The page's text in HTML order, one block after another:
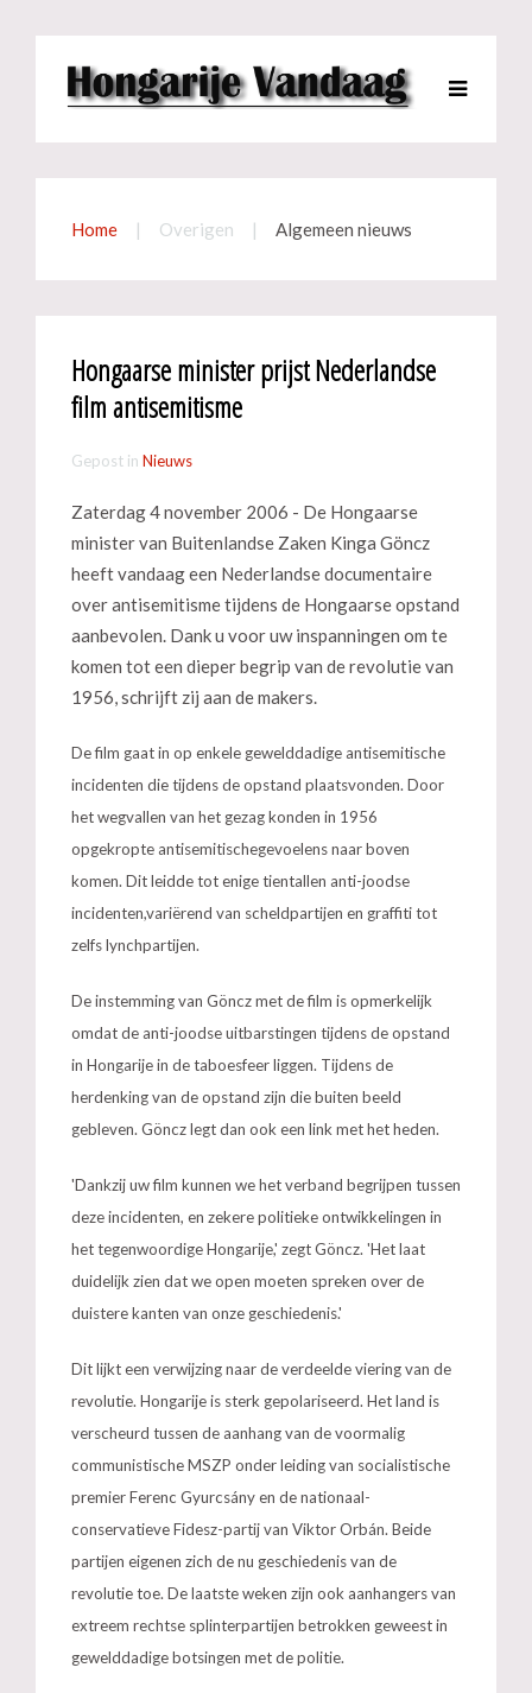
Home Overigen Algemeen nieuws
Hongaarse minister prijst Nederlandse
film antisemitisme
Gepost in Nieuws
Zaterdag 4 november 2006 - De Hongaarse
minister van Buitenlandse Zaken Kinga Göncz
heeft vandaag een Nederlandse documentaire
over antisemitisme tijdens de Hongaarse opstand
aanbevolen. Dank u voor uw inspanningen om te
komen tot een dieper begrip van de revolutie van
1956, schrijft zij aan de makers.
De film gaat in op enkele gewelddadige antisemitische
incidenten die tijdens de opstand plaatsvonden. Door
het wegvallen van het gezag konden in 1956
opgekropte antisemitischegevoelens naar boven
komen. Dit leidde tot enige tientallen anti-joodse
incidenten,variërend van scheldpartijen en graffiti tot
zelfs lynchpartijen.
De instemming van Göncz met de film is opmerkelijk
omdat de anti-joodse uitbarstingen tijdens de opstand
in Hongarije in de taboesfeer liggen. Tijdens de
herdenking van de opstand zijn die buiten beeld
gebleven. Göncz legt dan ook een link met het heden.
'Dankzij uw film kunnen we het verband begrijpen tussen
deze incidenten, en zekere politieke ontwikkelingen in
het tegenwoordige Hongarije,' zegt Göncz. 'Het laat
duidelijk zien dat we open moeten spreken over de
duistere kanten van onze geschiedenis.'
Dit lijkt een verwijzing naar de verdeelde viering van de
revolutie. Hongarije is sterk gepolariseerd. Het land is
verscheurd tussen de aanhang van de voormalig
communistische MSZP onder leiding van socialistische
premier Ferenc Gyurcsány en de nationaal-
conservatieve Fidesz-partij van Viktor Orbán. Beide
partijen eigenen zich de nu geschiedenis van de
revolutie toe. De laatste weken zijn ook aanhangers van
extreem rechtse splinterpartijen betrokken geweest in
gewelddadige botsingen met de politie.